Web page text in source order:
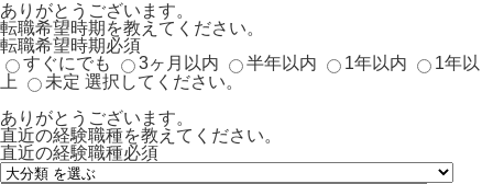
ありがとうございます。
転職希望時期を教えてください。
転職希望時期必須
すぐにでも
3ヶ月以内 半年以内 1年以内
1年以
上
未定 選択してください。
ありがとうございます。
直近の経験職種を教えてください。
直近の経験職種必須